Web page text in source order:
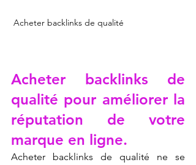
Acheter backlinks de qualité
Acheter backlinks de
qualité pour améliorer la
réputation de votre
marque en ligne.
Acheter backlinks de qualité ne se